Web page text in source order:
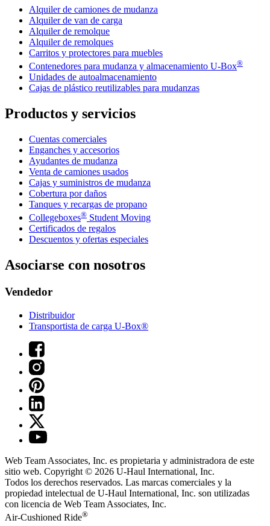
Alquiler de camiones de mudanza
Alquiler de van de carga
Alquiler de remolque
Alquiler de remolques
Carritos y protectores para muebles
Contenedores para mudanza y almacenamiento U-Box®
Unidades de autoalmacenamiento
Cajas de plástico reutilizables para mudanzas
Productos y servicios
Cuentas comerciales
Enganches y accesorios
Ayudantes de mudanza
Venta de camiones usados
Cajas y suministros de mudanza
Cobertura por daños
Tanques y recargas de propano
Collegeboxes® Student Moving
Certificados de regalos
Descuentos y ofertas especiales
Asociarse con nosotros
Vendedor
Distribuidor
Transportista de carga U-Box®
Web Team Associates, Inc. es propietaria y administradora de este
sitio web. Copyright © 2026 U-Haul International, Inc.
Todos los derechos reservados. Las marcas comerciales y la
propiedad intelectual de U-Haul International, Inc. son utilizadas
con licencia de Web Team Associates, Inc.
Air-Cushioned Ride®